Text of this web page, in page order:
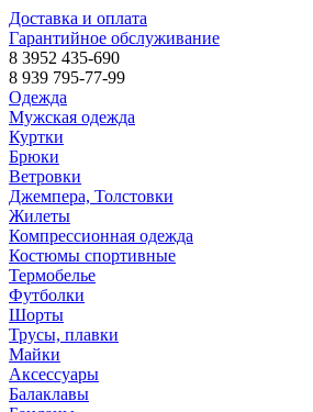
Доставка и оплата
Гарантийное обслуживание
8 3952 435-690
8 939 795-77-99
Одежда
Мужская одежда
Куртки
Брюки
Ветровки
Джемпера, Толстовки
Жилеты
Компрессионная одежда
Костюмы спортивные
Термобелье
Футболки
Шорты
Трусы, плавки
Майки
Аксессуары
Балаклавы